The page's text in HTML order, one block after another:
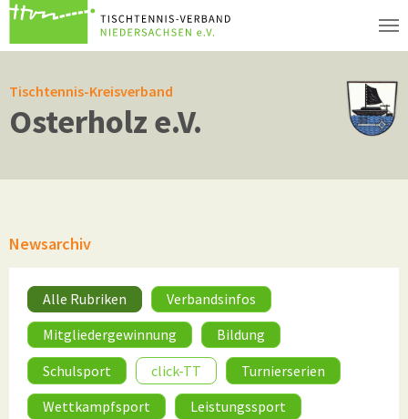
Tischtennis-Kreisverband
Osterholz e.V.
Newsarchiv
Alle Rubriken
Verbandsinfos
Mitgliedergewinnung
Bildung
Schulsport
click-TT
Turnierserien
Wettkampfsport
Leistungssport